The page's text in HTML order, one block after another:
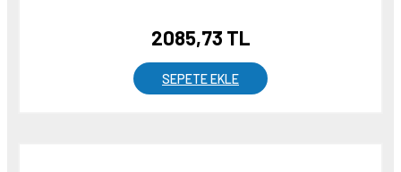
2085,73 TL
SEPETE EKLE